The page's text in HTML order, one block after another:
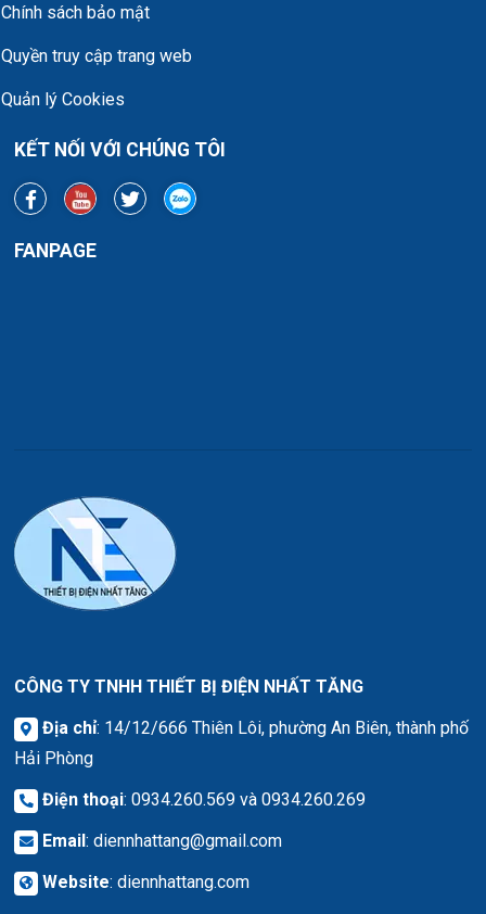
Chính sách bảo mật
Quyền truy cập trang web
Quản lý Cookies
KẾT NỐI VỚI CHÚNG TÔI
FANPAGE
CÔNG TY TNHH THIẾT BỊ ĐIỆN NHẤT TĂNG
Địa chỉ: 14/12/666 Thiên Lôi, phường An Biên, thành phố
Hải Phòng
Điện thoại: 0934.260.569 và 0934.260.269
Email: diennhattang@gmail.com
Website: diennhattang.com